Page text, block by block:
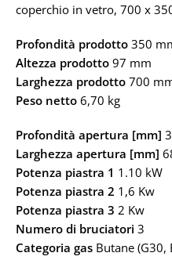
coperchio in vetro, 700 x
Profondità prodotto 350
Altezza prodotto 97 mm
Larghezza prodotto 700
Peso netto 6,70 kg
Profondità apertura [mm]
Larghezza apertura [mm]
Potenza piastra 1 1.10 kW
Potenza piastra 2 1,6 Kw
Potenza piastra 3 2 Kw
Numero di bruciatori 3
Categoria gas Butane (G30,